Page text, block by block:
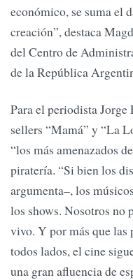
económico, se suma el
creación”, destaca
del Centro de
de la República
Para el periodista Jorge
sellers “Mamá” y “La
“los más amenazados
piratería. “Si bien los
argumenta–, los
los shows. Nosotros no
vivo. Y por más que las
todos lados, el cine
una gran afluencia de